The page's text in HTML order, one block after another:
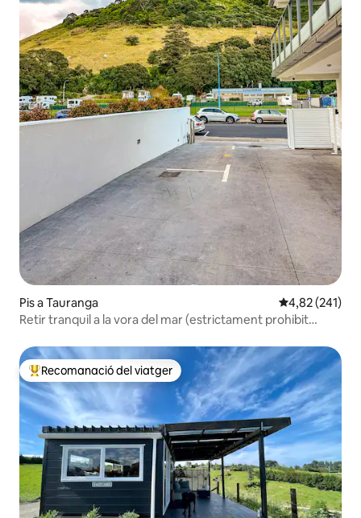
Pis a Tauranga 4,82 de
4,82 (241)
Retir tranquil a la vora del mar (estrictament prohibit
Principals recomanacions dels viatgers
Recomanació del viatger